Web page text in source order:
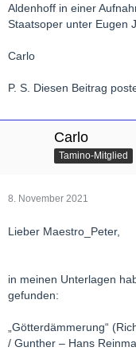
Aldenhoff in einer
Staatsoper unter Eugen
Carlo
P. S. Diesen Beitrag
Carlo
Tamino-Mitglied
8. November 2021
Lieber Maestro_Peter,
in meinen Unterlagen
gefunden:
„Götterdämmerung“
/ Gunther – Hans